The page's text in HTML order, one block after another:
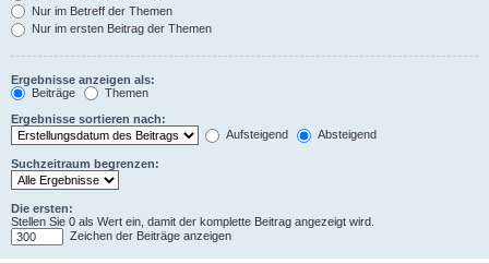
Nur im Betreff der Themen
Nur im ersten Beitrag der Themen
Ergebnisse anzeigen als:
Beiträge
Themen
Ergebnisse sortieren nach:
Aufsteigend
Absteigend
Suchzeitraum begrenzen:
Die ersten:
Stellen Sie 0 als Wert ein, damit der komplette Beitrag angezeigt wird.
Zeichen der Beiträge anzeigen